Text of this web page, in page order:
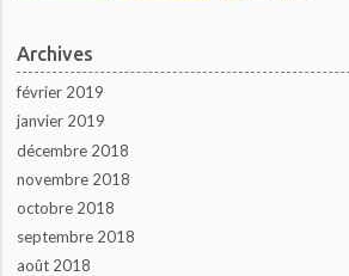
Archives
février 2019
janvier 2019
décembre 2018
novembre 2018
octobre 2018
septembre 2018
août 2018